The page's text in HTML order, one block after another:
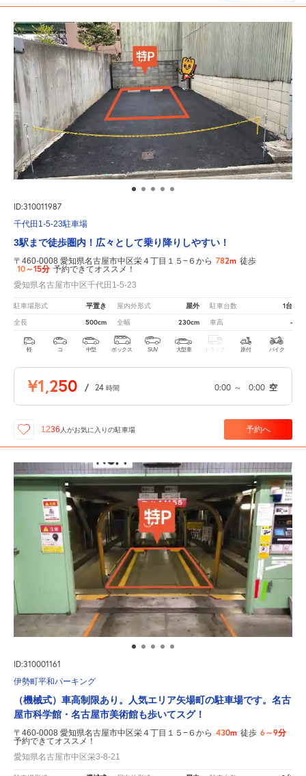
ID:310011987
千代田1-5-23駐車場
3駅まで徒歩圏内！広々として乗り降りしやすい！
〒460-0008 愛知県名古屋市中区栄４丁目１５−６から 782m 徒歩
10～15分 予約できてオススメ！
愛知県名古屋市中区千代田1-5-23
駐車場形式 平置き 屋内外形式 屋外 駐車台数 1台
全長 500cm 全幅 230cm 車高 -
軽 コ 中型 ボックス SUV 大型車 トラック 原付 バイク
¥1,250 / 24 時間 0:00 ～ 0:00 空
1236 人がお気に入りの駐車場 予約へ
ID:310001161
伊勢町平和パーキング
（機械式）車高制限あり。人気エリア矢場町の駐車場です。名古
屋市科学館・名古屋市美術館も歩いてスグ！
〒460-0008 愛知県名古屋市中区栄４丁目１５−６から 430m 徒歩 6～9分
予約できてオススメ！
愛知県名古屋市中区栄3-8-21